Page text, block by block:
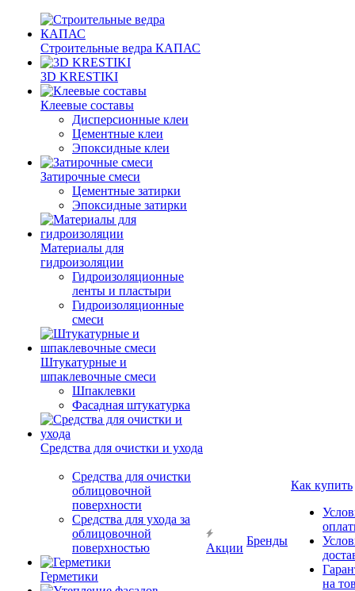
Строительные ведра КАПАС
3D KRESTIKI
Клеевые составы
Дисперсионные клеи
Цементные клеи
Эпоксидные клеи
Затирочные смеси
Цементные затирки
Эпоксидные затирки
Материалы для
гидроизоляции
Гидроизоляционные
ленты и пластыри
Гидроизоляционные
смеси
Штукатурные и
шпаклевочные смеси
Шпаклевки
Фасадная штукатурка
Средства для очистки и ухода
Средства для очистки
облицовочной
поверхности
Средства для ухода за
облицовочной
поверхностью
Герметики
Акции
Бренды
Как купить
на